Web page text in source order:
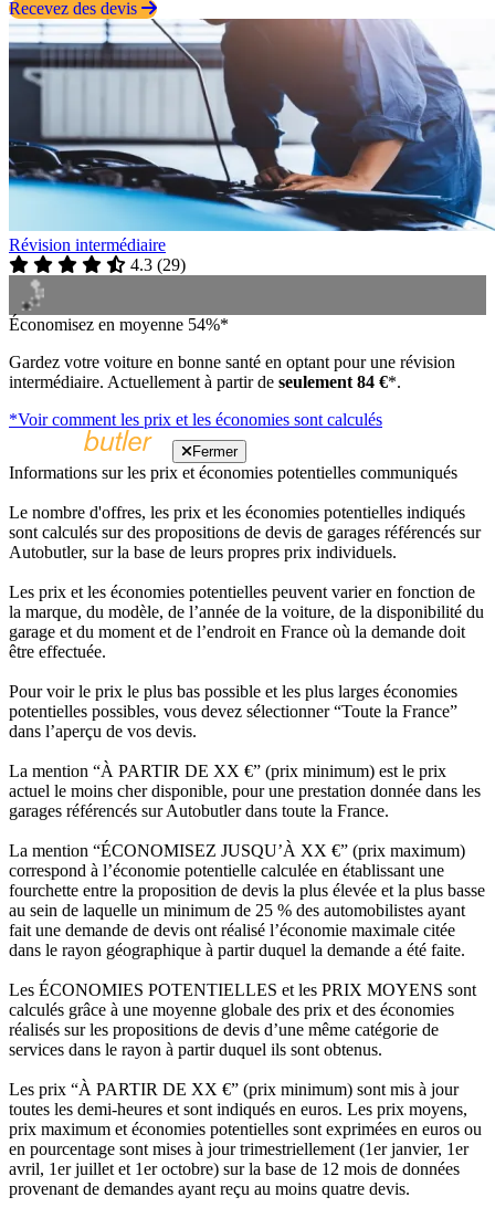
Recevez des devis
Révision intermédiaire
4.3 (29)
Économisez en moyenne 54%*
Gardez votre voiture en bonne santé en optant pour une révision
intermédiaire. Actuellement à partir de seulement 84 €*.
*Voir comment les prix et les économies sont calculés
Fermer
Informations sur les prix et économies potentielles communiqués
Le nombre d'offres, les prix et les économies potentielles indiqués
sont calculés sur des propositions de devis de garages référencés sur
Autobutler, sur la base de leurs propres prix individuels.
Les prix et les économies potentielles peuvent varier en fonction de
la marque, du modèle, de l’année de la voiture, de la disponibilité du
garage et du moment et de l’endroit en France où la demande doit
être effectuée.
Pour voir le prix le plus bas possible et les plus larges économies
potentielles possibles, vous devez sélectionner “Toute la France”
dans l’aperçu de vos devis.
La mention “À PARTIR DE XX €” (prix minimum) est le prix
actuel le moins cher disponible, pour une prestation donnée dans les
garages référencés sur Autobutler dans toute la France.
La mention “ÉCONOMISEZ JUSQU’À XX €” (prix maximum)
correspond à l’économie potentielle calculée en établissant une
fourchette entre la proposition de devis la plus élevée et la plus basse
au sein de laquelle un minimum de 25 % des automobilistes ayant
fait une demande de devis ont réalisé l’économie maximale citée
dans le rayon géographique à partir duquel la demande a été faite.
Les ÉCONOMIES POTENTIELLES et les PRIX MOYENS sont
calculés grâce à une moyenne globale des prix et des économies
réalisés sur les propositions de devis d’une même catégorie de
services dans le rayon à partir duquel ils sont obtenus.
Les prix “À PARTIR DE XX €” (prix minimum) sont mis à jour
toutes les demi-heures et sont indiqués en euros. Les prix moyens,
prix maximum et économies potentielles sont exprimées en euros ou
en pourcentage sont mises à jour trimestriellement (1er janvier, 1er
avril, 1er juillet et 1er octobre) sur la base de 12 mois de données
provenant de demandes ayant reçu au moins quatre devis.